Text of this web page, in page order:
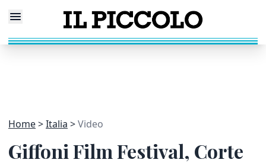
Home Italia Video
Giffoni Film Festival, Corte